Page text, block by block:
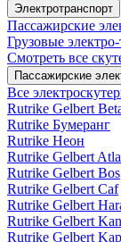
Электротранспорт
Пассажирские
Грузовые
Смотреть все
Пассажирские
Все
Rutrike Gelbert
Rutrike Бумеранг
Rutrike Неон
Rutrike Gelbert
Rutrike Gelbert Bos
Rutrike Gelbert Caf
Rutrike Gelbert
Rutrike Gelbert
Rutrike Gelbert